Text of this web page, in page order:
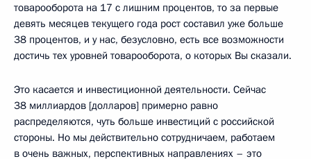
товарооборота на 17 с лишним процентов, то за первые
девять месяцев текущего года рост составил уже больше
38 процентов, и у нас, безусловно, есть все возможности
достичь тех уровней товарооборота, о которых Вы сказали.
Это касается и инвестиционной деятельности. Сейчас
38 миллиардов [долларов] примерно равно
распределяются, чуть больше инвестиций с российской
стороны. Но мы действительно сотрудничаем, работаем
в очень важных, перспективных направлениях – это